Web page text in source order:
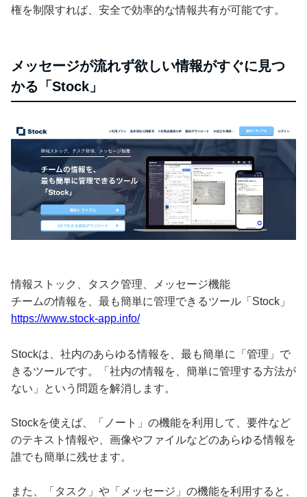
権を制限すれば、安全で効率的な情報共有が可能です。
メッセージが流れず欲しい情報がすぐに見つ
かる「Stock」
情報ストック、タスク管理、メッセージ機能
チームの情報を、最も簡単に管理できるツール「Stock」
https://www.stock-app.info/
Stockは、社内のあらゆる情報を、最も簡単に「管理」で
きるツールです。「社内の情報を、簡単に管理する方法が
ない」という問題を解消します。
Stockを使えば、「ノート」の機能を利用して、要件など
のテキスト情報や、画像やファイルなどのあらゆる情報を
誰でも簡単に残せます。
また、「タスク」や「メッセージ」の機能を利用すると、